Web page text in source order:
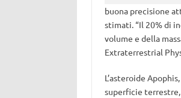
buona precisione
stimati. “Il 20% di
volume e della
Extraterrestrial
L’asteroide
superficie